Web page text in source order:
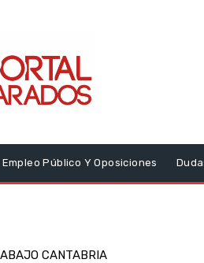
Empleo Público Y Oposiciones
CANTABRIA